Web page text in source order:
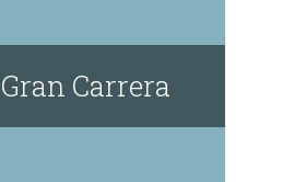
Carrera